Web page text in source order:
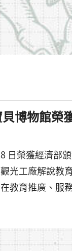
博物館榮
日榮獲經濟部
光工廠解說教
教育推廣、服